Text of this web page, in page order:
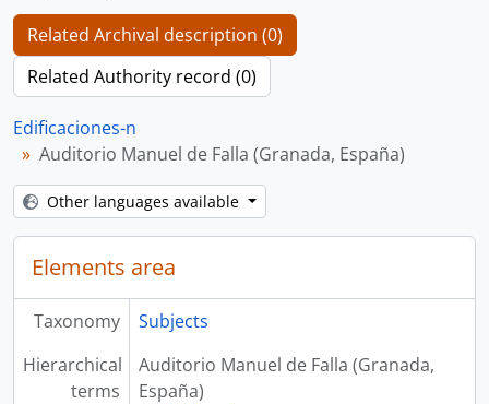
Related Archival description (0)
Related Authority record (0)
Edificaciones-n
Auditorio Manuel de Falla (Granada, España)
Other languages available
Elements area
Taxonomy
Subjects
Hierarchical
terms
Auditorio Manuel de Falla (Granada,
España)